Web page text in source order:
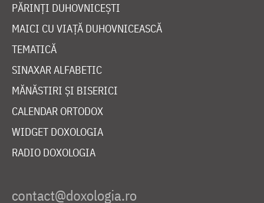
PĂRINȚI DUHOVNICEȘTI
MAICI CU VIAȚĂ DUHOVNICEASCĂ
TEMATICĂ
SINAXAR ALFABETIC
MĂNĂSTIRI ȘI BISERICI
CALENDAR ORTODOX
WIDGET DOXOLOGIA
RADIO DOXOLOGIA